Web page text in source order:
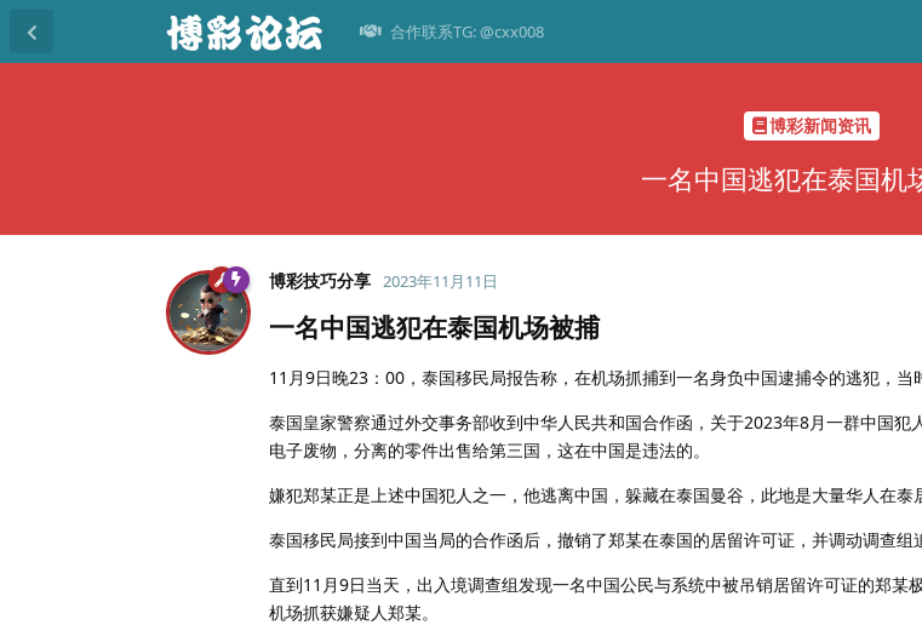
合作联系TG: @cxx008
博彩新闻资讯
一名中国逃犯在泰国机
博彩技巧分享 2023年11月11日
一名中国逃犯在泰国机场被捕
11月9日晚23：00，泰国移民局报告称，在机场抓捕到一名身负中国逮捕令的逃犯，当
泰国皇家警察通过外交事务部收到中华人民共和国合作函，关于2023年8月一群中国犯
电子废物，分离的零件出售给第三国，这在中国是违法的。
嫌犯郑某正是上述中国犯人之一，他逃离中国，躲藏在泰国曼谷，此地是大量华人在泰
泰国移民局接到中国当局的合作函后，撤销了郑某在泰国的居留许可证，并调动调查组
直到11月9日当天，出入境调查组发现一名中国公民与系统中被吊销居留许可证的郑某
机场抓获嫌疑人郑某。